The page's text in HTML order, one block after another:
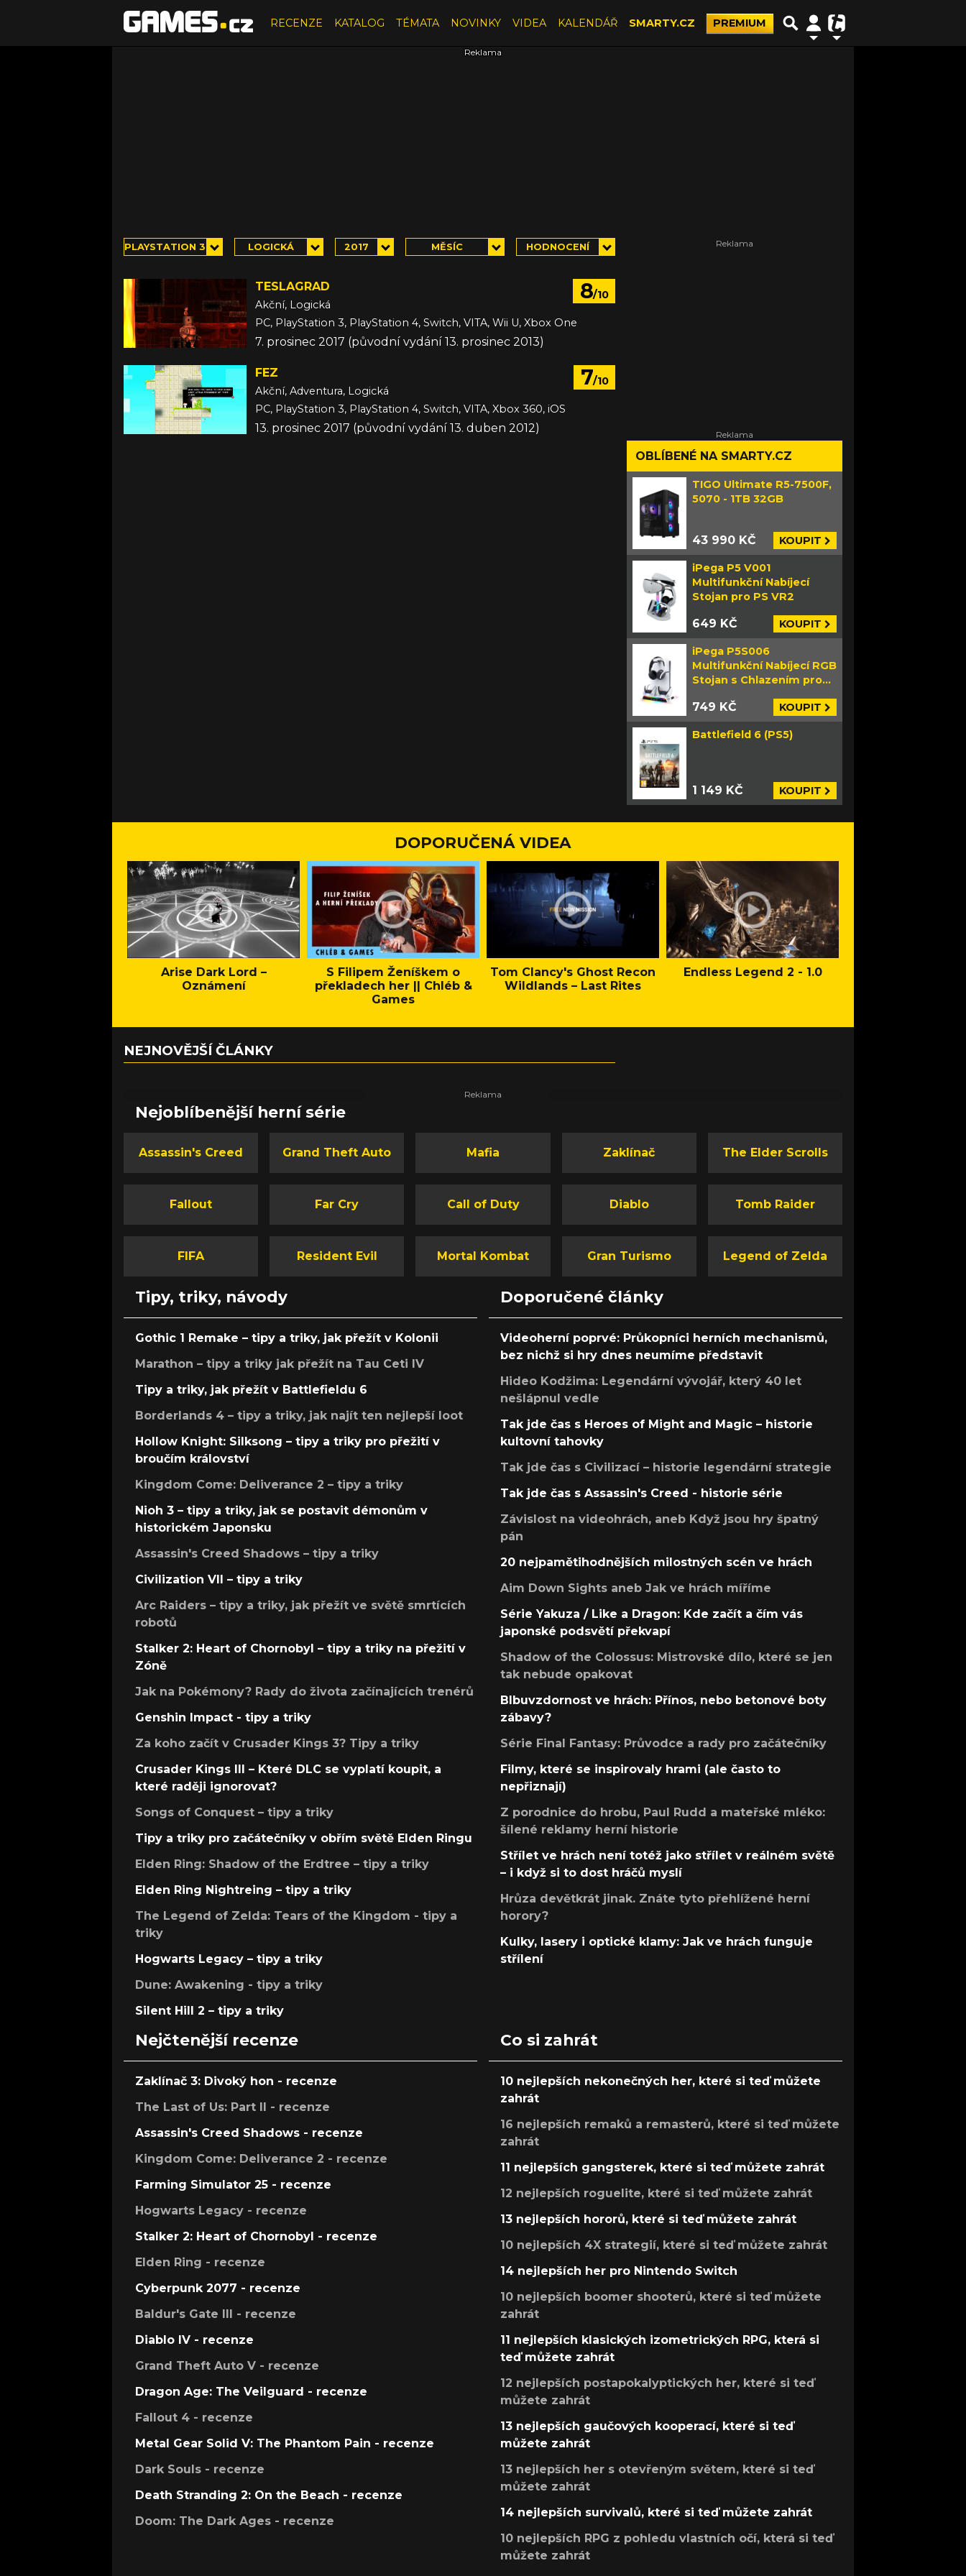
RECENZE KATALOG TÉMATA NOVINKY VIDEA KALENDÁŘ SMARTY.CZ PREMIUM
PLAYSTATION 3 LOGICKÁ 2017 MĚSÍC HODNOCENÍ
8/10
TESLAGRAD
Akční, Logická
PC, PlayStation 3, PlayStation 4, Switch, VITA, Wii U, Xbox One
7. prosinec 2017 (původní vydání 13. prosinec 2013)
7/10
FEZ
Akční, Adventura, Logická
PC, PlayStation 3, PlayStation 4, Switch, VITA, Xbox 360, iOS
13. prosinec 2017 (původní vydání 13. duben 2012)
OBLÍBENÉ NA SMARTY.CZ
TIGO Ultimate R5-7500F,
5070 - 1TB 32GB
43 990 KČ KOUPIT
iPega P5 V001
Multifunkční Nabíjecí
Stojan pro PS VR2
649 KČ KOUPIT
iPega P5S006
Multifunkční Nabíjecí RGB
Stojan s Chlazením pro
749 KČ KOUPIT
Battlefield 6 (PS5)
1 149 KČ KOUPIT
DOPORUČENÁ VIDEA
Arise Dark Lord –
Oznámení
S Filipem Ženíškem o
překladech her || Chléb &
Games
Tom Clancy's Ghost Recon
Wildlands – Last Rites
Endless Legend 2 - 1.0
NEJNOVĚJŠÍ ČLÁNKY
Nejoblíbenější herní série
Assassin's Creed Grand Theft Auto Mafia Zaklínač The Elder Scrolls
Fallout Far Cry Call of Duty Diablo Tomb Raider
FIFA Resident Evil Mortal Kombat Gran Turismo Legend of Zelda
Tipy, triky, návody
Gothic 1 Remake – tipy a triky, jak přežít v Kolonii
Marathon – tipy a triky jak přežít na Tau Ceti IV
Tipy a triky, jak přežít v Battlefieldu 6
Borderlands 4 – tipy a triky, jak najít ten nejlepší loot
Hollow Knight: Silksong – tipy a triky pro přežití v
broučím království
Kingdom Come: Deliverance 2 – tipy a triky
Nioh 3 – tipy a triky, jak se postavit démonům v
historickém Japonsku
Assassin's Creed Shadows – tipy a triky
Civilization VII – tipy a triky
Arc Raiders – tipy a triky, jak přežít ve světě smrtících
robotů
Stalker 2: Heart of Chornobyl – tipy a triky na přežití v
Zóně
Jak na Pokémony? Rady do života začínajících trenérů
Genshin Impact - tipy a triky
Za koho začít v Crusader Kings 3? Tipy a triky
Crusader Kings III – Které DLC se vyplatí koupit, a
které raději ignorovat?
Songs of Conquest – tipy a triky
Tipy a triky pro začátečníky v obřím světě Elden Ringu
Elden Ring: Shadow of the Erdtree – tipy a triky
Elden Ring Nightreing – tipy a triky
The Legend of Zelda: Tears of the Kingdom - tipy a
triky
Hogwarts Legacy – tipy a triky
Dune: Awakening - tipy a triky
Silent Hill 2 – tipy a triky
Doporučené články
Videoherní poprvé: Průkopníci herních mechanismů,
bez nichž si hry dnes neumíme představit
Hideo Kodžima: Legendární vývojář, který 40 let
nešlápnul vedle
Tak jde čas s Heroes of Might and Magic – historie
kultovní tahovky
Tak jde čas s Civilizací – historie legendární strategie
Tak jde čas s Assassin's Creed - historie série
Závislost na videohrách, aneb Když jsou hry špatný
pán
20 nejpamětihodnějších milostných scén ve hrách
Aim Down Sights aneb Jak ve hrách míříme
Série Yakuza / Like a Dragon: Kde začít a čím vás
japonské podsvětí překvapí
Shadow of the Colossus: Mistrovské dílo, které se jen
tak nebude opakovat
Blbuvzdornost ve hrách: Přínos, nebo betonové boty
zábavy?
Série Final Fantasy: Průvodce a rady pro začátečníky
Filmy, které se inspirovaly hrami (ale často to
nepřiznají)
Z porodnice do hrobu, Paul Rudd a mateřské mléko:
šílené reklamy herní historie
Střílet ve hrách není totéž jako střílet v reálném světě
– i když si to dost hráčů myslí
Hrůza devětkrát jinak. Znáte tyto přehlížené herní
horory?
Kulky, lasery i optické klamy: Jak ve hrách funguje
střílení
Nejčtenější recenze
Zaklínač 3: Divoký hon - recenze
The Last of Us: Part II - recenze
Assassin's Creed Shadows - recenze
Kingdom Come: Deliverance 2 - recenze
Farming Simulator 25 - recenze
Hogwarts Legacy - recenze
Stalker 2: Heart of Chornobyl - recenze
Elden Ring - recenze
Cyberpunk 2077 - recenze
Baldur's Gate III - recenze
Diablo IV - recenze
Grand Theft Auto V - recenze
Dragon Age: The Veilguard - recenze
Fallout 4 - recenze
Metal Gear Solid V: The Phantom Pain - recenze
Dark Souls - recenze
Death Stranding 2: On the Beach - recenze
Doom: The Dark Ages - recenze
Co si zahrát
10 nejlepších nekonečných her, které si teď můžete
zahrát
16 nejlepších remaků a remasterů, které si teď můžete
zahrát
11 nejlepších gangsterek, které si teď můžete zahrát
12 nejlepších roguelite, které si teď můžete zahrát
13 nejlepších hororů, které si teď můžete zahrát
10 nejlepších 4X strategií, které si teď můžete zahrát
14 nejlepších her pro Nintendo Switch
10 nejlepších boomer shooterů, které si teď můžete
zahrát
11 nejlepších klasických izometrických RPG, která si
teď můžete zahrát
12 nejlepších postapokalyptických her, které si teď
můžete zahrát
13 nejlepších gaučových kooperací, které si teď
můžete zahrát
13 nejlepších her s otevřeným světem, které si teď
můžete zahrát
14 nejlepších survivalů, které si teď můžete zahrát
10 nejlepších RPG z pohledu vlastních očí, která si teď
můžete zahrát